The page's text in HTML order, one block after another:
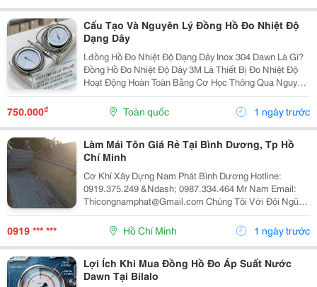
Cấu Tạo Và Nguyên Lý Đồng Hồ Đo Nhiệt Độ
Dạng Dây
I.đồng Hồ Đo Nhiệt Độ Dạng Dây Inox 304 Dawn Là Gì?
Đồng Hồ Đo Nhiệt Độ Dây 3M Là Thiết Bị Đo Nhiệt Độ
Hoạt Động Hoàn Toàn Bằng Cơ Học Thông Qua Nguyên
Lý Giãn Nở Của Chất Lỏng Hoặc Khí Bên Trong Hệ
Thống Mao Dẫn. Khi Đầu Cảm Biến Tiếp Xúc Với...
750.000₫ Toàn quốc 1 ngày trước
Làm Mái Tôn Giá Rẻ Tại Bình Dương, Tp Hồ
Chí Minh
Cơ Khí Xây Dựng Nam Phát Bình Dương Hotline:
0919.375.249 &Ndash; 0987.334.464 Mr Nam Email:
Thicongnamphat@Gmail.com Chúng Tôi Với Đội Ngũ
Kỹ Thuật Nhiều Năm Kinh Nghiệm C Huyên Nhận Thi
Công, Lắp Đặt, Làm Mái Tôn Giá Rẻ, Mái Tôn Nhà...
0919 *** *** Hồ Chí Minh 1 ngày trước
Lợi Ích Khi Mua Đồng Hồ Đo Áp Suất Nước
Dawn Tại Bilalo